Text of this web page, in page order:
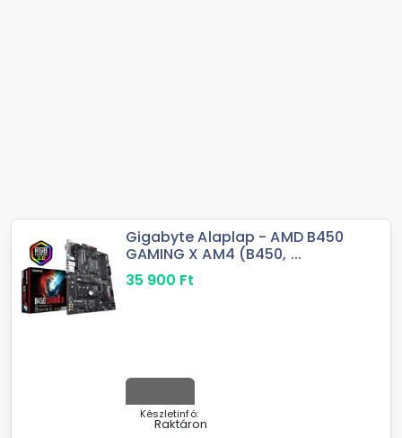
Gigabyte Alaplap - AMD B450
GAMING X AM4 (B450, ...
35 900 Ft
Készletinfó:
Raktáron